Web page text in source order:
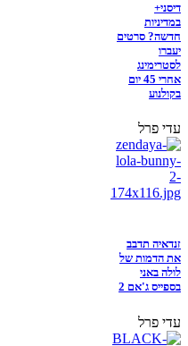
דיסני+
במדיניות
חדשה? סרטים
יעברו
לסטרימינג
אחרי 45 יום
בקולנוע
עדי פרל
זנדאיה תדבב
את הדמות של
לולה באני
בספייס ג'אם 2
עדי פרל